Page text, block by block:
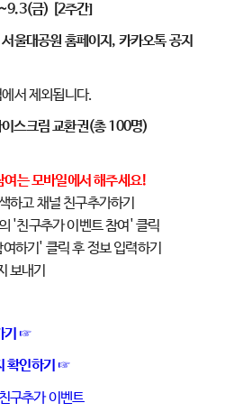
금) [2주간]
울대공원 홈페이지, 카카오톡 공지
서 제외됩니다.
스크림 교환권(총 100명)
는 모바일에서 해주세요!
하고 채널 친구추가하기
'친구추가 이벤트 참여' 클릭
하기' 클릭 후 정보 입력하기
보내기
기 ☞
확인하기 ☞